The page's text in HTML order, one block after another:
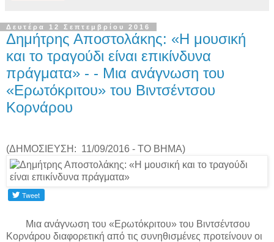
Δευτέρα 12 Σεπτεμβρίου 2016
Δημήτρης Αποστολάκης: «Η μουσική
και το τραγούδι είναι επικίνδυνα
πράγματα» - - Μια ανάγνωση του
«Ερωτόκριτου» του Βιντσέντσου
Κορνάρου
(ΔΗΜΟΣΙΕΥΣΗ: 11/09/2016 - ΤΟ ΒΗΜΑ)
Μια ανάγνωση του «Ερωτόκριτου» του Βιντσέντσου
Κορνάρου διαφορετική από τις συνηθισμένες προτείνουν οι